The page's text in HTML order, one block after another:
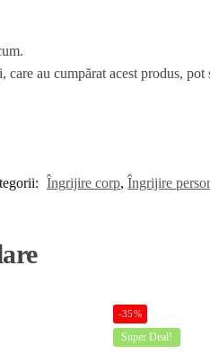
au cumpărat acest produs, pot
Îngrijire corp, Îngrijire
-35%
Super Deal!